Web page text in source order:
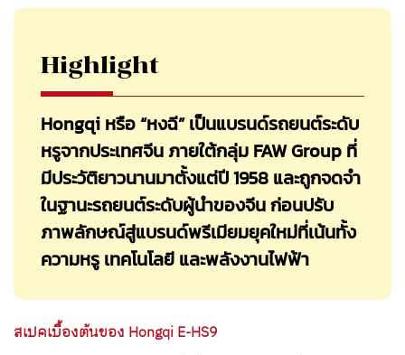
Highlight
Hongqi หรือ “หงฉี” เป็นแบรนด์รถยนต์ระดับ
หรูจากประเทศจีน ภายใต้กลุ่ม FAW Group ที่
มีประวัติยาวนานมาตั้งแต่ปี 1958 และถูกจดจำ
ในฐานะรถยนต์ระดับผู้นำของจีน ก่อนปรับ
ภาพลักษณ์สู่แบรนด์พรีเมียมยุคใหม่ที่เน้นทั้ง
ความหรู เทคโนโลยี และพลังงานไฟฟ้า
สเปคเบื้องต้นของ Hongqi E-HS9